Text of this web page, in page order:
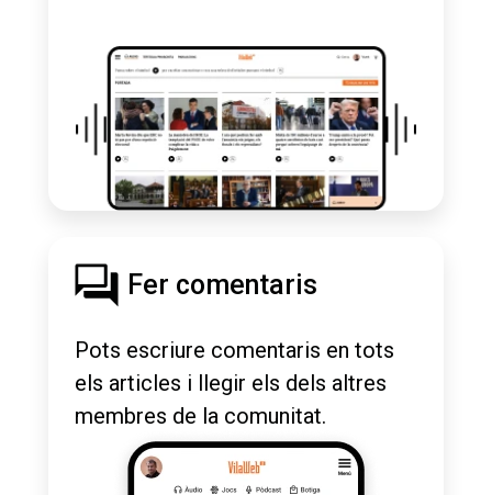
Fer comentaris
Pots escriure comentaris en tots
els articles i llegir els dels altres
membres de la comunitat.